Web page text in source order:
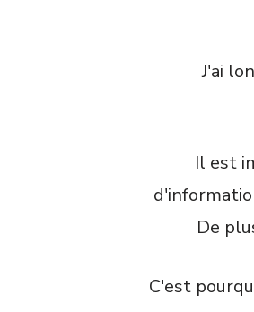
J'ai
Il est
De
C'est